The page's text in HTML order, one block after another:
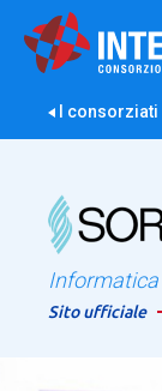
I consorziati
Informatica
Sito ufficiale